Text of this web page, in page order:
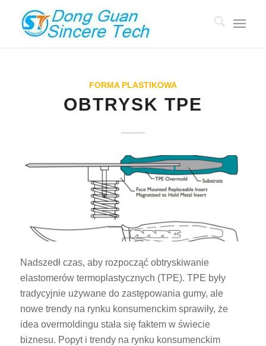
FORMA PLASTIKOWA
OBTRYSK TPE
Nadszedł czas, aby rozpocząć obtryskiwanie
elastomerów termoplastycznych (TPE). TPE były
tradycyjnie używane do zastępowania gumy, ale
nowe trendy na rynku konsumenckim sprawiły, że
idea overmoldingu stała się faktem w świecie
biznesu. Popyt i trendy na rynku konsumenckim